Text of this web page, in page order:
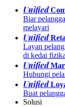
Unified
Biar
melayari
Unified
Layan
di kedai
Unified
Hubungi
Unified
Buat
Solusi